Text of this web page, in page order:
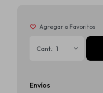
1
Envíos